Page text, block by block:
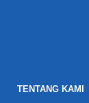
TENTANG KAMI